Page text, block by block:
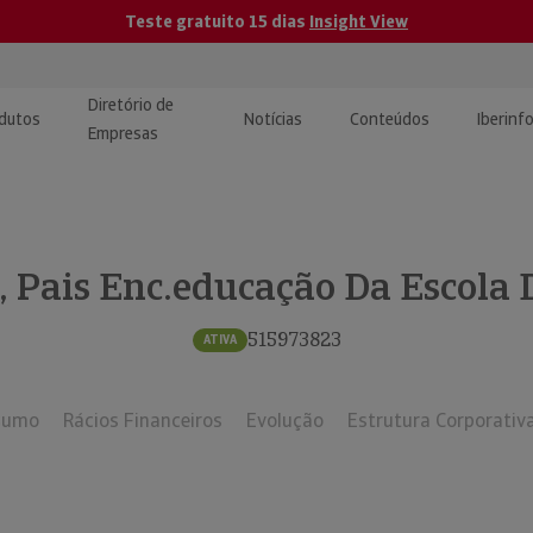
Teste gratuito 15 dias Insight View
e Monitorização de
Diretório de
Empresas
Notícias Conteúdos
| Estudos e
Pais Enc.educação Da
ATIVA 515973823
Rácios Financeiros Evolução Estrutura Corporativa